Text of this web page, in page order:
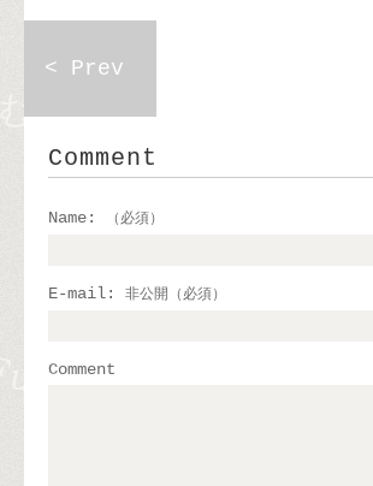
< Prev
Comment
Name: （必須）
E-mail: 非公開（必須）
Comment